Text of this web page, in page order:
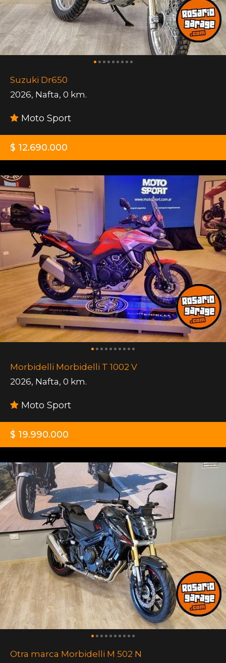
Suzuki Dr650
2026, Nafta, 0 km.
Moto Sport
$ 12.690.000
Morbidelli Morbidelli T 1002 V
2026, Nafta, 0 km.
Moto Sport
$ 19.990.000
Otra marca Morbidelli M 502 N